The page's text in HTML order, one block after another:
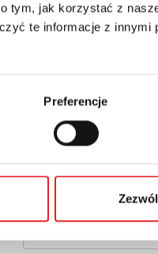
tym, jak korzystać z
te informacje z
Preferencje
of the offer
Email: *